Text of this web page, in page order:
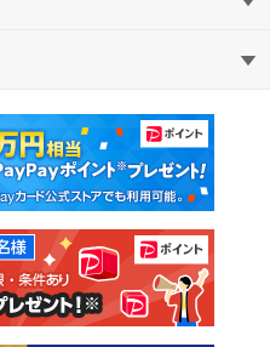
中古マンション
中古一戸建て
土地
教えて！住まいの先生